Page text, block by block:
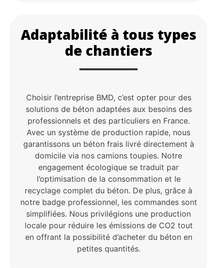
Adaptabilité à tous types
de chantiers
Choisir l’entreprise BMD, c’est opter pour des
solutions de béton adaptées aux besoins des
professionnels et des particuliers en France.
Avec un système de production rapide, nous
garantissons un béton frais livré directement à
domicile via nos camions toupies. Notre
engagement écologique se traduit par
l’optimisation de la consommation et le
recyclage complet du béton. De plus, grâce à
notre badge professionnel, les commandes sont
simplifiées. Nous privilégions une production
locale pour réduire les émissions de CO2 tout
en offrant la possibilité d’acheter du béton en
petites quantités.